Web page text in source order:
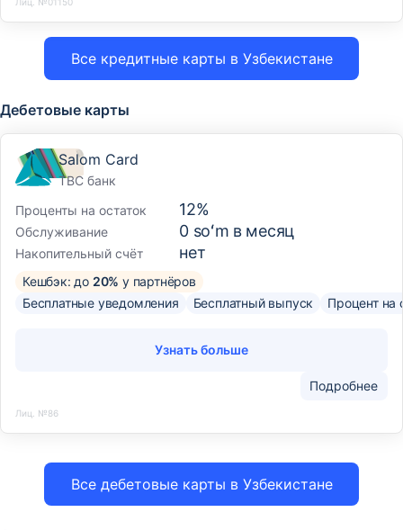
Все кредитные карты в Узбекистане
Дебетовые карты
Все дебетовые карты в Узбекистане
Salom Card
TBC банк
Проценты на остаток
12%
Обслуживание 0 soʻm в месяц
Накопительный счёт нет
Кешбэк: до 20% у партнёров
Бесплатные уведомления
Бесплатный выпуск Процент на
Подробнее
Узнать больше
Лиц. №86